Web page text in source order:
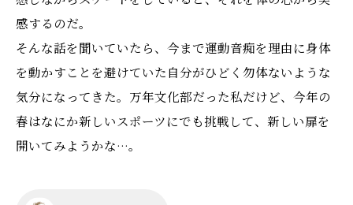
感するのだ。
そんな話を聞いていたら、今まで運動音痴を理由に身体
を動かすことを避けていた自分がひどく勿体ないような
気分になってきた。万年文化部だった私だけど、今年の
春はなにか新しいスポーツにでも挑戦して、新しい扉を
開いてみようかな…。